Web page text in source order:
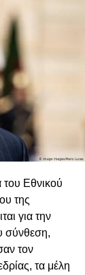
του Εθνικού
της
για την
σύνθεση,
τον
τα μέλη